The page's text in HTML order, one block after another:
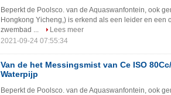
Beperkt de Poolsco. van de Aquaswanfontein, ook
Hongkong Yicheng,) is erkend als een leider en
zwembad ...
Lees meer
2021-09-24 07:55:34
Van de het Messingsmist van Ce ISO
Waterpijp
Beperkt de Poolsco. van de Aquaswanfontein, ook